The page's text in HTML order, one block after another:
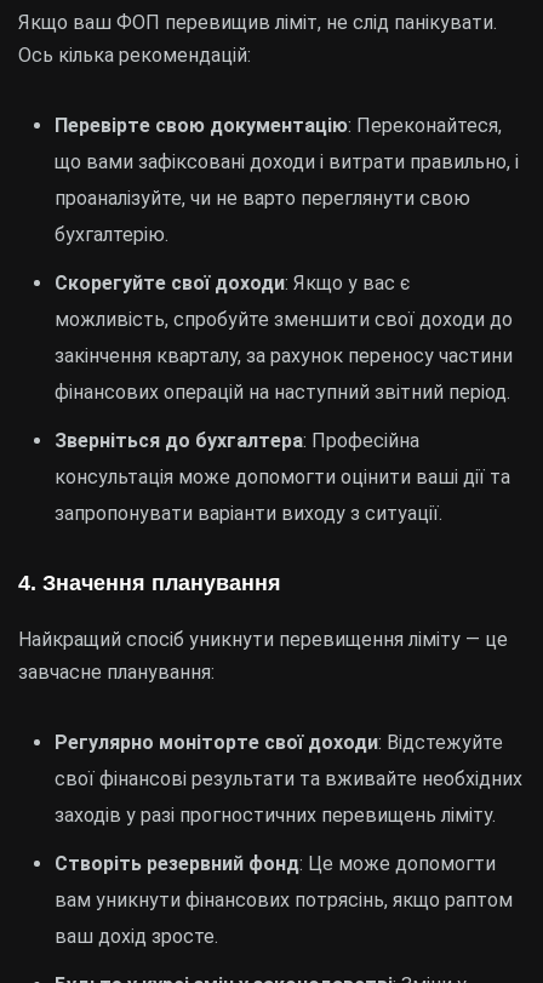
Якщо ваш ФОП перевищив ліміт, не слід панікувати.
Ось кілька рекомендацій:
Перевірте свою документацію: Переконайтеся,
що вами зафіксовані доходи і витрати правильно, і
проаналізуйте, чи не варто переглянути свою
бухгалтерію.
Скорегуйте свої доходи: Якщо у вас є
можливість, спробуйте зменшити свої доходи до
закінчення кварталу, за рахунок переносу частини
фінансових операцій на наступний звітний період.
Зверніться до бухгалтера: Професійна
консультація може допомогти оцінити ваші дії та
запропонувати варіанти виходу з ситуації.
4. Значення планування
Найкращий спосіб уникнути перевищення ліміту — це
завчасне планування:
Регулярно моніторте свої доходи: Відстежуйте
свої фінансові результати та вживайте необхідних
заходів у разі прогностичних перевищень ліміту.
Створіть резервний фонд: Це може допомогти
вам уникнути фінансових потрясінь, якщо раптом
ваш дохід зросте.